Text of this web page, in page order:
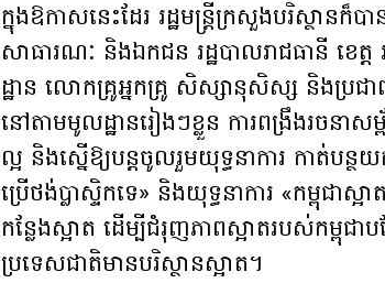
ក្នុងឱកាសនេះដែរ រដ្ឋមន្រ្តីក្រសួងបរិស្ថានក៏
សាធារណៈ និងឯកជន រដ្ឋបាលរាជធានី ខេត្
ដ្ឋាន លោកគ្រូអ្នកគ្រូ សិស្សានុសិស្ស និងប្រជា
នៅតាមមូលដ្ឋានរៀងៗខ្លួន ការពង្រឹងរចនា
ល្អ និងស្នើឱ្យបន្តចូលរួមយុទ្ធនាការ កាត់បន្ថយក
ប្រើថង់ប្លាស្ទិកទេ» និងយុទ្ធនាការ «កម្ពុជាស្អ
កន្លែងស្អាត ដើម្បីជំរុញភាពស្អាតរបស់កម្ពុជា
ប្រទេសជាតិមានបរិស្ថានស្អាត។